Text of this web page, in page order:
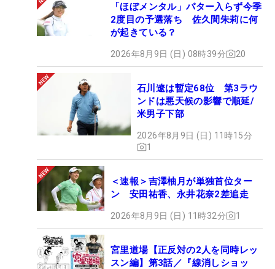
「ほぼメンタル」パター入らず今季
2度目の予選落ち 佐久間朱莉に何
が起きている？
2026年8月9日 (日) 08時39分 20
石川遼は暫定68位 第3ラウ
ンドは悪天候の影響で順延/
米男子下部
2026年8月9日 (日) 11時15分
1
＜速報＞吉澤柚月が単独首位ター
ン 安田祐香、永井花奈2差追走
2026年8月9日 (日) 11時32分 1
宮里道場【正反対の2人を同時レッ
スン編】第3話／『線消しショッ